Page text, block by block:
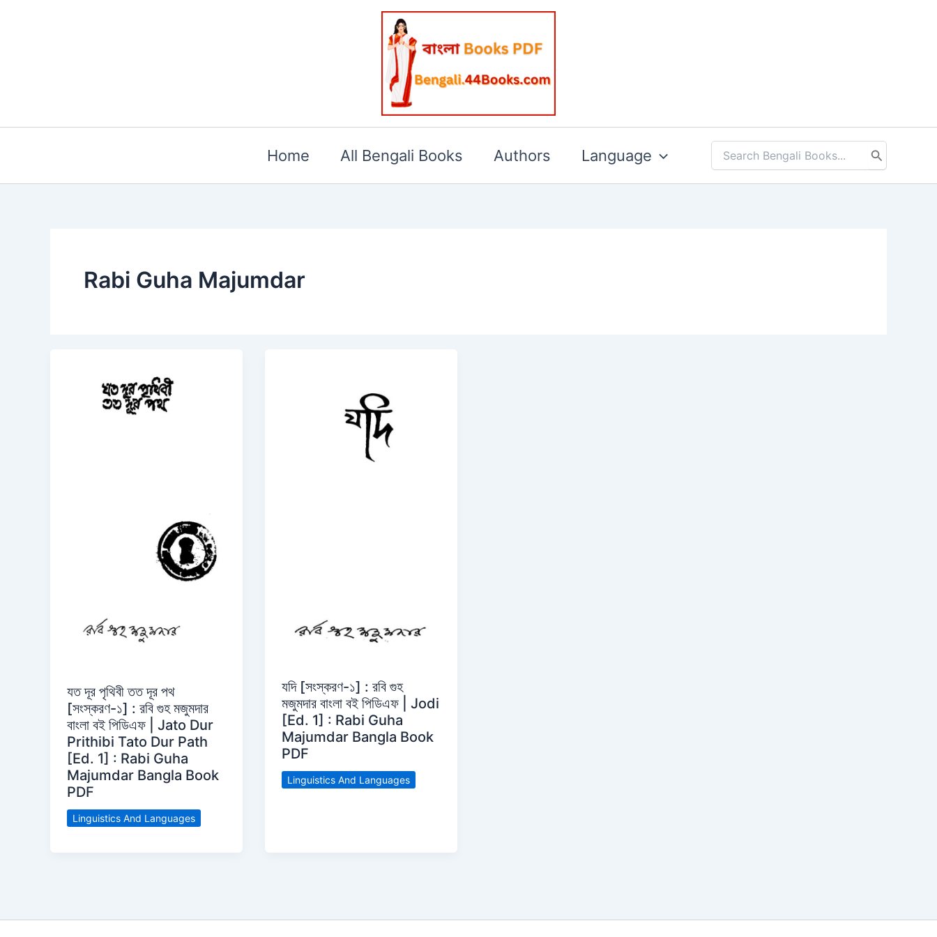
Home All Bengali Books Authors Language
Search
Rabi Guha Majumdar
যত দূর পৃথিবী তত দূর পথ
[সংস্করণ-১] : রবি গুহ মজুমদার
বাংলা বই পিডিএফ | Jato Dur
Prithibi Tato Dur Path
[Ed. 1] : Rabi Guha
Majumdar Bangla Book
PDF
Linguistics And Languages
যদি [সংস্করণ-১] : রবি গুহ
মজুমদার বাংলা বই পিডিএফ | Jodi
[Ed. 1] : Rabi Guha
Majumdar Bangla Book
PDF
Linguistics And Languages